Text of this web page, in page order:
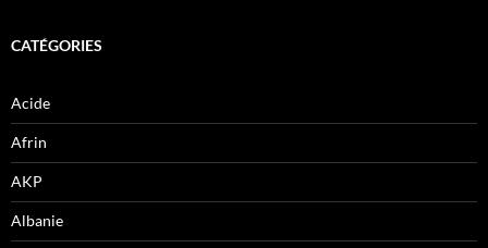
CATÉGORIES
Acide
Afrin
AKP
Albanie